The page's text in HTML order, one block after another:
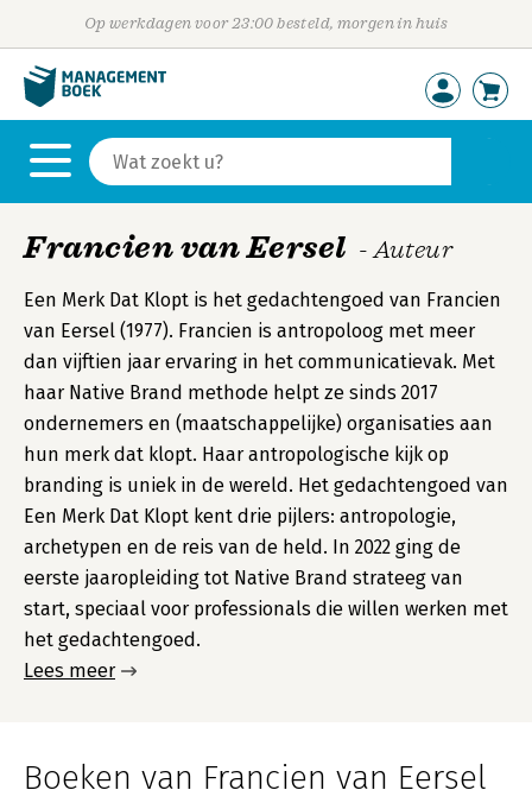
Op werkdagen voor 23:00 besteld, morgen in huis
Francien van Eersel - Auteur
Een Merk Dat Klopt is het gedachtengoed van Francien
van Eersel (1977). Francien is antropoloog met meer
dan vijftien jaar ervaring in het communicatievak. Met
haar Native Brand methode helpt ze sinds 2017
ondernemers en (maatschappelijke) organisaties aan
hun merk dat klopt. Haar antropologische kijk op
branding is uniek in de wereld. Het gedachtengoed van
Een Merk Dat Klopt kent drie pijlers: antropologie,
archetypen en de reis van de held. In 2022 ging de
eerste jaaropleiding tot Native Brand strateeg van
start, speciaal voor professionals die willen werken met
het gedachtengoed.
Lees meer
Boeken van Francien van Eersel